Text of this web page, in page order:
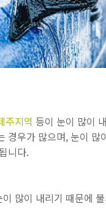
주지역 등이 눈이 많이
경우가 많으며, 눈이 많
니다.
많이 내리기 때문에